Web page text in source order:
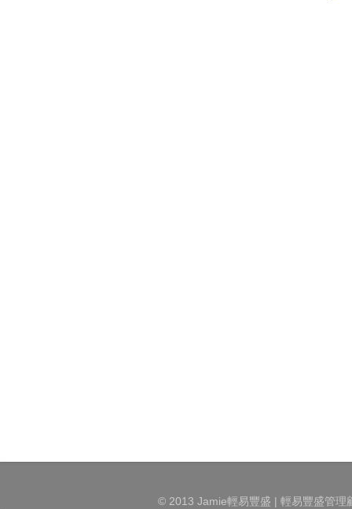
© 2013 Jamie輕易豐盛 | 輕易豐盛管